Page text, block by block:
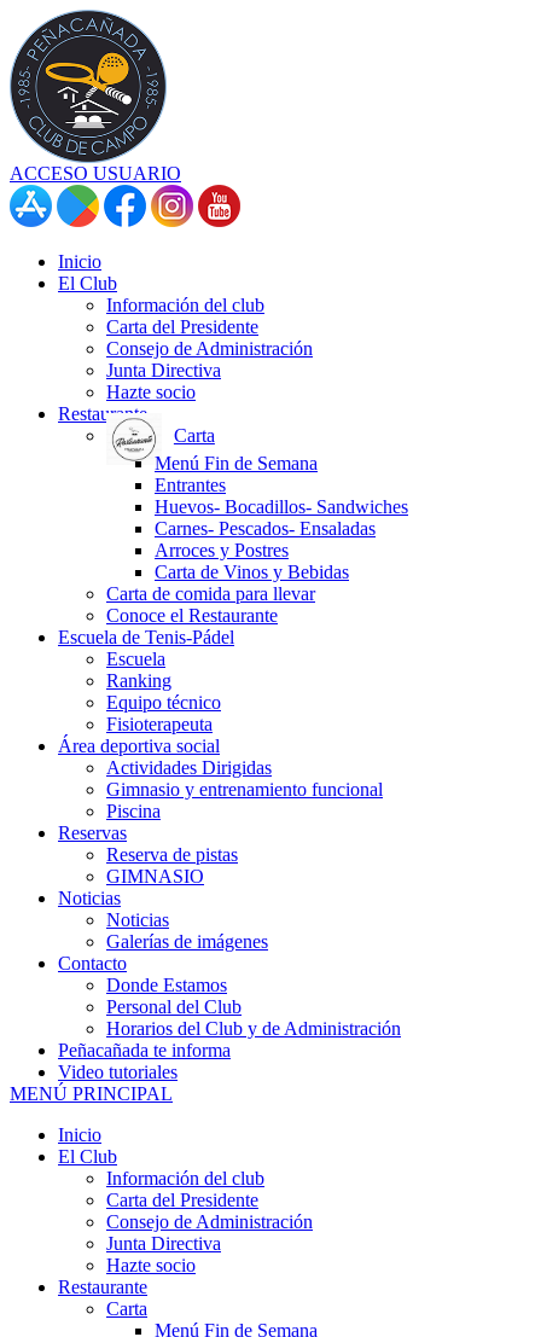
ACCESO USUARIO
Inicio
El Club
Información del club
Carta del Presidente
Consejo de Administración
Junta Directiva
Hazte socio
Restaurante
Carta
Menú Fin de Semana
Entrantes
Huevos- Bocadillos- Sandwiches
Carnes- Pescados- Ensaladas
Arroces y Postres
Carta de Vinos y Bebidas
Carta de comida para llevar
Conoce el Restaurante
Escuela de Tenis-Pádel
Escuela
Ranking
Equipo técnico
Fisioterapeuta
Área deportiva social
Actividades Dirigidas
Gimnasio y entrenamiento funcional
Piscina
Reservas
Reserva de pistas
GIMNASIO
Noticias
Noticias
Galerías de imágenes
Contacto
Donde Estamos
Personal del Club
Horarios del Club y de Administración
Peñacañada te informa
Video tutoriales
MENÚ PRINCIPAL
Inicio
El Club
Información del club
Carta del Presidente
Consejo de Administración
Junta Directiva
Hazte socio
Restaurante
Carta
Menú Fin de Semana